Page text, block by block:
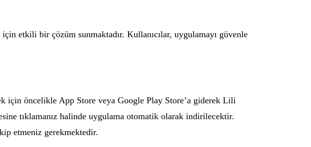
etkili bir çözüm sunmaktadır. Kullanıcılar, uygulamayı güvenle
için öncelikle App Store veya Google Play Store’a giderek Lili
tıklamanız halinde uygulama otomatik olarak indirilecektir.
etmeniz gerekmektedir.